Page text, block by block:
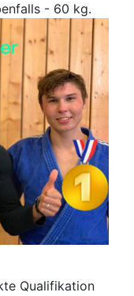
- 60 kg.
Qualifikation